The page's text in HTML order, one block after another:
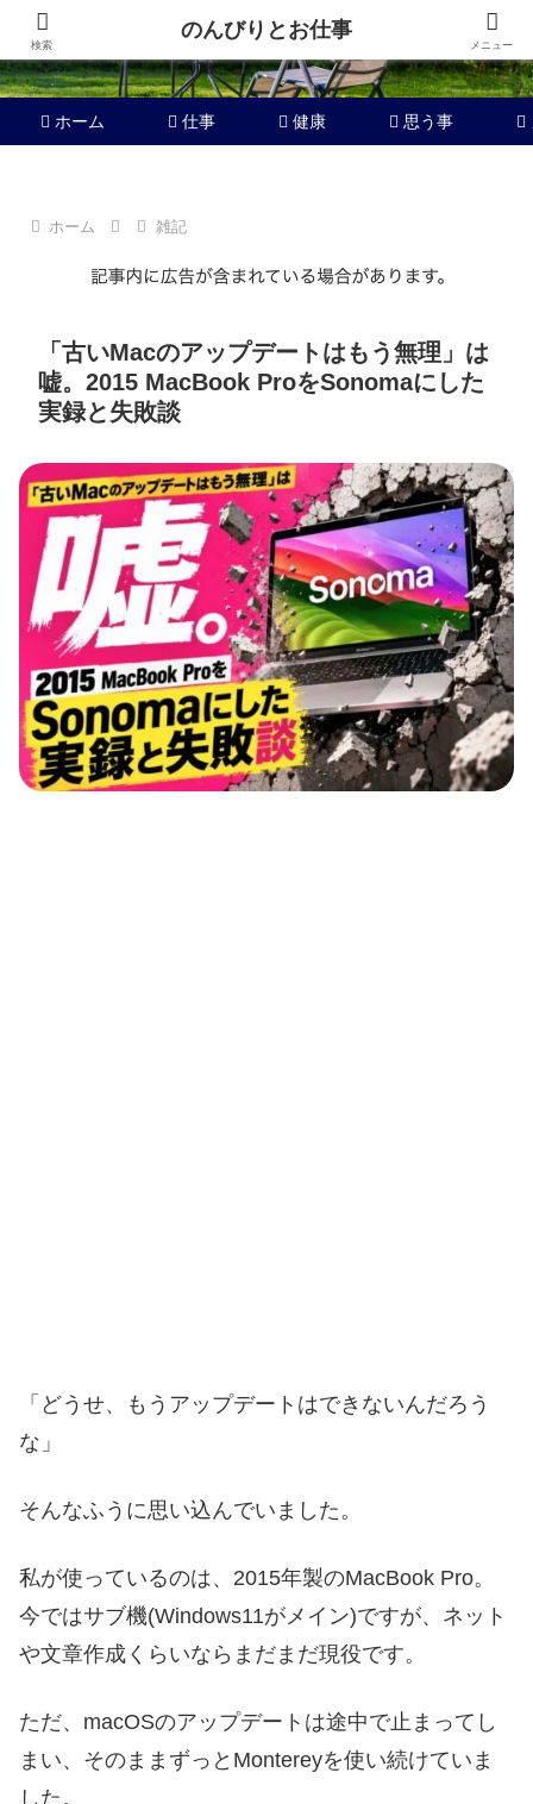
ホーム 仕事 健康 思う事
ホーム 雑記
「古いMacのアップデートはもう無理」は
嘘。2015 MacBook ProをSonomaにした
実録と失敗談
「どうせ、もうアップデートはできないんだろう
な」
そんなふうに思い込んでいました。
私が使っているのは、2015年製のMacBook Pro。
今ではサブ機(Windows11がメイン)ですが、ネット
や文章作成くらいならまだまだ現役です。
ただ、macOSのアップデートは途中で止まってし
まい、そのままずっとMontereyを使い続けていま
した。
検索
のんびりとお仕事
メニュー